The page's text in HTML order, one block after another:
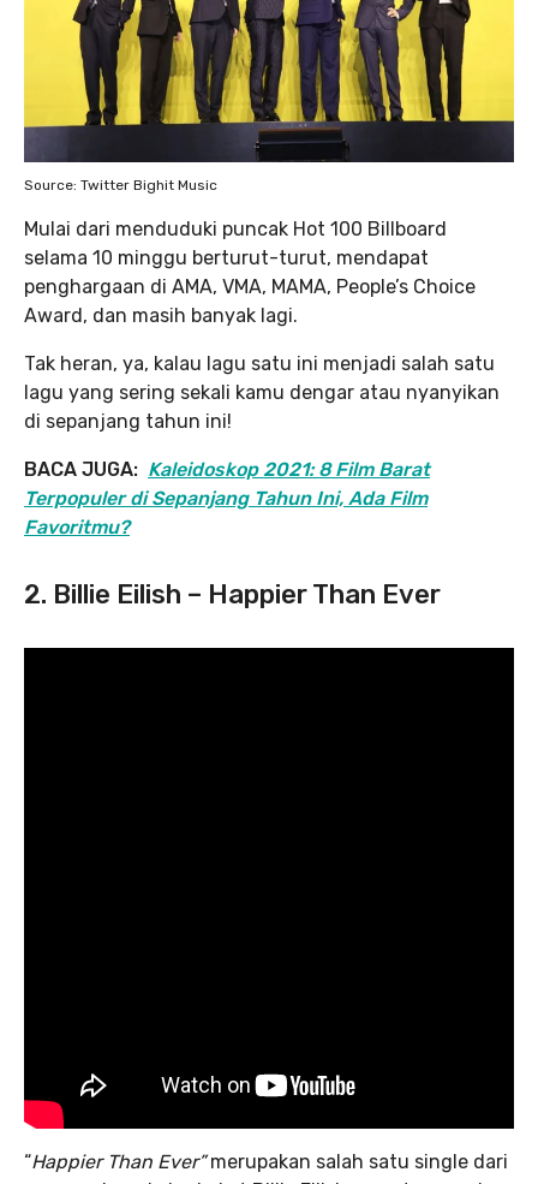
Source: Twitter Bighit Music
Mulai dari menduduki puncak Hot 100 Billboard
selama 10 minggu berturut-turut, mendapat
penghargaan di AMA, VMA, MAMA, People’s Choice
Award, dan masih banyak lagi.
Tak heran, ya, kalau lagu satu ini menjadi salah satu
lagu yang sering sekali kamu dengar atau nyanyikan
di sepanjang tahun ini!
BACA JUGA: Kaleidoskop 2021: 8 Film Barat
Terpopuler di Sepanjang Tahun Ini, Ada Film
Favoritmu?
2. Billie Eilish – Happier Than Ever
“Happier Than Ever”merupakan salah satu single dari